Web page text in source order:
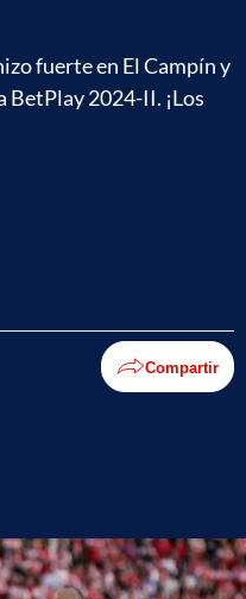
fuerte en El Campín y
BetPlay 2024-II. ¡Los
Compartir